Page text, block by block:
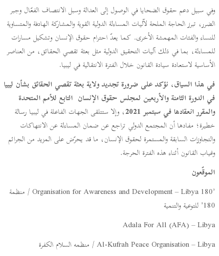
وفي سبيل دعم حقوق الضحايا في الوصول إلى العدالة وسبل الانتصاف الفعّال وجبر
الضرر، تبرز الحاجة الملحة لآليات المساءلة الدولية القوية والمشاركة الهادفة والمتساوية
للنساء والفئات المهمشة الأخرى. كما يعدّ احترام حقوق الإنسان وتشكيل مسارات
للمساءلة، بما في ذلك آليات التحقيق الدولية مثل بعثة تقصي الحقائق، من العناصر
الأساسية لاستعادة سيادة القانون خلال الفترة الانتقالية في ليبيا.
في هذا السياق، نؤكد على ضرورة تجديد ولاية بعثة تقصي الحقائق بشأن ليبيا
في الدورة الثامنة والأربعين لمجلس حقوق الإنسان التابع للأمم المتحدة
والمقرر انعقادها في سبتمبر 2021
، وإلا ستتلقى الجهات الفاعلة في ليبيا رسالة
خطيرة؛ مفادها أن المجتمع الدولي تراجع عن ضمان المساءلة عن الانتهاكات
والتجاوزات السابقة والمستمرة لحقوق الإنسان، ما قد يحرّض على المزيد من الجرائم
وغياب القانون أثناء هذه الفترة الحرجة.
الموقّعون
180° Organisation for Awareness and Development – Libya / منظمة
180° للتوعية والتنمية
Adala For All (AFA) – Libya
Al-Kufrah Peace Organisation – Libya / منظمه السلام الكفرة